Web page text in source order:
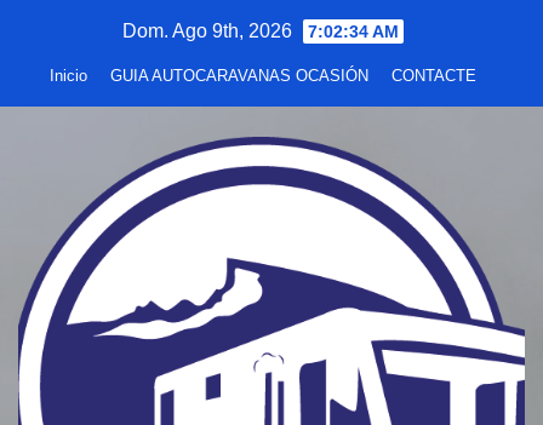
Dom. Ago 9th, 2026 7:02:35 AM
Inicio GUIA AUTOCARAVANAS OCASIÓN CONTACTE